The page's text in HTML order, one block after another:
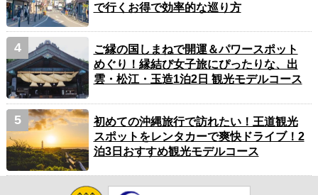
で行くお得で効率的な巡り方
ご縁の国しまねで開運＆パワースポット
めぐり！縁結び女子旅にぴったりな、出
雲・松江・玉造1泊2日 観光モデルコース
初めての沖縄旅行で訪れたい！王道観光
スポットをレンタカーで爽快ドライブ！2
泊3日おすすめ観光モデルコース